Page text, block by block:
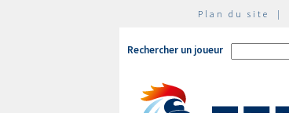
Plan du site |
Rechercher un joueur